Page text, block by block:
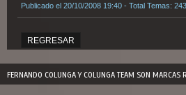
Publicado el 20/10/2008 19:40 - Total Temas:
REGRESAR
FERNANDO COLUNGA Y COLUNGA TEAM SON